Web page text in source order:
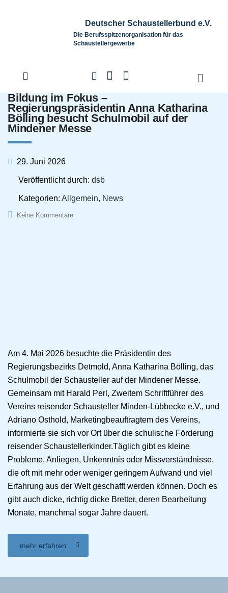
Deutscher Schaustellerbund e.V.
Die Berufsspitzenorganisation für das
Schaustellergewerbe
Bildung im Fokus –
Regierungspräsidentin Anna Katharina
Bölling besucht Schulmobil auf der
Mindener Messe
29. Juni 2026
Veröffentlicht durch: dsb
Kategorien: Allgemein, News
Keine Kommentare
Am 4. Mai 2026 besuchte die Präsidentin des
Regierungsbezirks Detmold, Anna Katharina Bölling, das
Schulmobil der Schausteller auf der Mindener Messe.
Gemeinsam mit Harald Perl, Zweitem Schriftführer des
Vereins reisender Schausteller Minden-Lübbecke e.V., und
Adriano Osthold, Marketingbeauftragtem des Vereins,
informierte sie sich vor Ort über die schulische Förderung
reisender Schaustellerkinder.Täglich gibt es kleine
Probleme, Anliegen, Unkenntnis oder Missverständnisse,
die oft mit mehr oder weniger geringem Aufwand und viel
Erfahrung aus der Welt geschafft werden können. Doch es
gibt auch dicke, richtig dicke Bretter, deren Bearbeitung
Monate, manchmal sogar Jahre dauert.
mehr erfahren: